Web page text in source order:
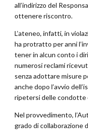
all’indirizzo del
ottenere riscontro.
L’ateneo, infatti, in
ha protratto per anni
tener in alcun conto i
numerosi reclami
senza adottare misure
anche dopo l’avvio
ripetersi delle condotte
Nel provvedimento,
grado di collaborazione